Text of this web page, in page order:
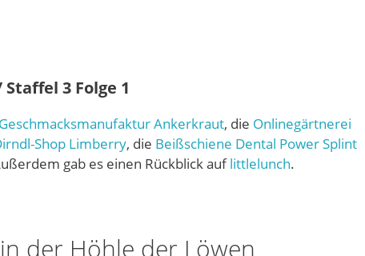
3 Folge 1
Geschmacksmanufaktur Ankerkraut, die Onlinegärtnerei
Shop Limberry, die Beißschiene Dental Power Splint
gab es einen Rückblick auflittlelunch.
der Höhle der Löwen